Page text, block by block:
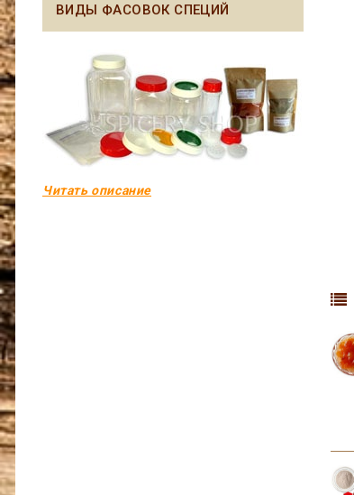
ВИДЫ ФАСОВОК СПЕЦИЙ
Читать описание